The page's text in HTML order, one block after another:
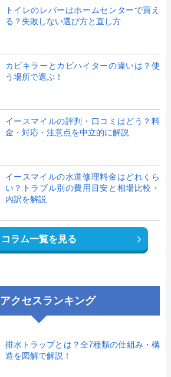
トイレのレバーはホームセンターで買え
る？失敗しない選び方と直し方
カビキラーとカビハイターの違いは？使
う場所で選ぶ！
イースマイルの評判・口コミはどう？料
金・対応・注意点を中立的に解説
イースマイルの水道修理料金はどれくら
い？トラブル別の費用目安と相場比較・
内訳を解説
コラム一覧を見る
アクセスランキング
排水トラップとは？全7種類の仕組み・構
造を図解で解説！